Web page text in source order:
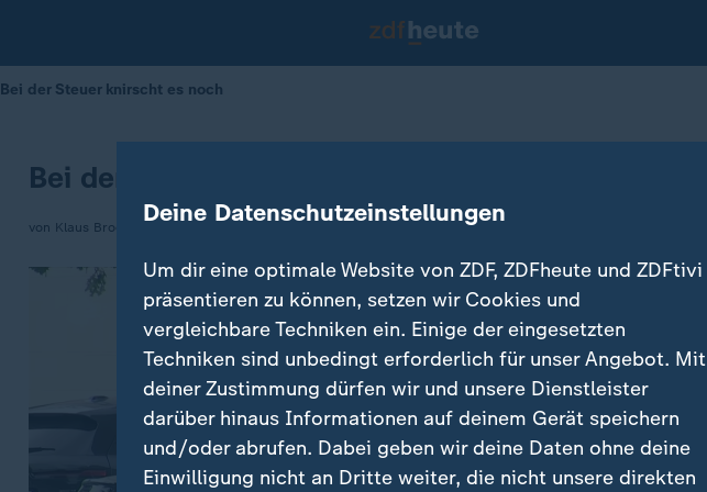
Bei der Steuer knirscht es noch
Bei der Steuer knirscht es noch
von Klaus BrodbeckDeine Datenschutzeinstellungen
Um dir eine optimale Website von ZDF, ZDFheute und ZDFtivi
präsentieren zu können, setzen wir Cookies und
vergleichbare Techniken ein. Einige der eingesetzten
Techniken sind unbedingt erforderlich für unser Angebot. Mit
deiner Zustimmung dürfen wir und unsere Dienstleister
darüber hinaus Informationen auf deinem Gerät speichern
und/oder abrufen. Dabei geben wir deine Daten ohne deine
Einwilligung nicht an Dritte weiter, die nicht unsere direkten